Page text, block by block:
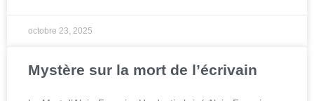
octobre 23, 2025
Mystère sur la mort de l’écrivain